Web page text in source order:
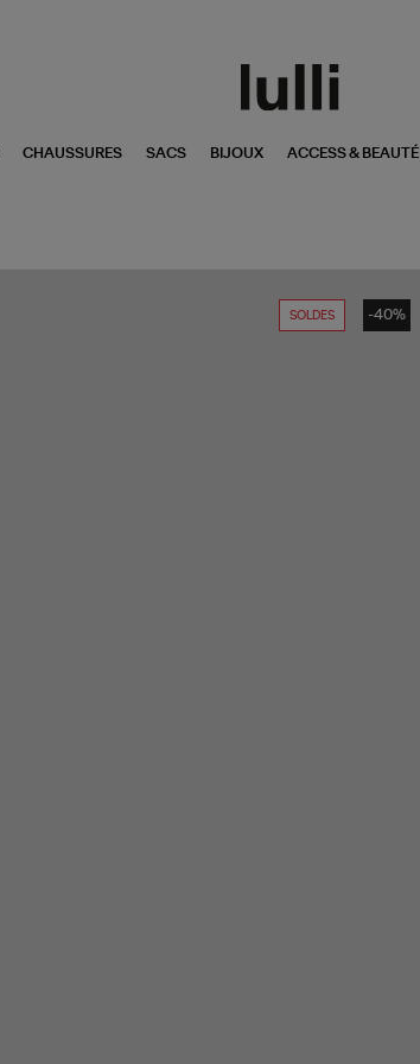
CHAUSSURES SACS BIJOUX ACCESS & BEAUTÉ
SOLDES -40%